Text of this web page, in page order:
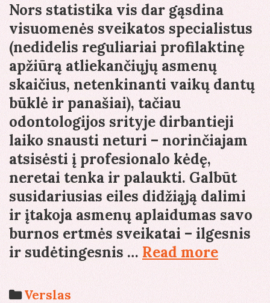
Nors statistika vis dar gąsdina
visuomenės sveikatos specialistus
(nedidelis reguliariai profilaktinę
apžiūrą atliekančiųjų asmenų
skaičius, netenkinanti vaikų dantų
būklė ir panašiai), tačiau
odontologijos srityje dirbantieji
laiko snausti neturi – norinčiajam
atsisėsti į profesionalo kėdę,
neretai tenka ir palaukti. Galbūt
susidariusias eiles didžiąją dalimi
ir įtakoja asmenų aplaidumas savo
burnos ertmės sveikatai – ilgesnis
ir sudėtingesnis … Read moreDantų
Categories
Verslas